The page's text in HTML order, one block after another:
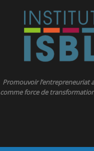
Promouvoir l’entrepreneuriat
comme force de